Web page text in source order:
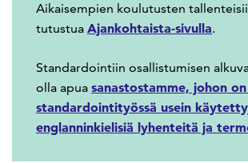
Aikaisempien koulutusten
tutustua Ajankohtaista-sivulla.
Standardointiin osallistumisen
olla apua sanastostamme, johon
standardointityössä usein
englanninkielisiä lyhenteitä ja